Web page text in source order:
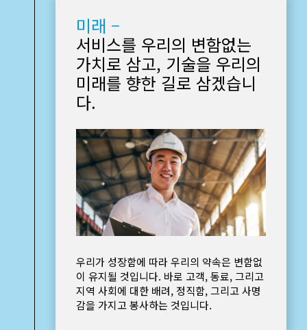
미래 –
서비스를 우리의 변함없는
가치로 삼고, 기술을 우리의
미래를 향한 길로 삼겠습니
다.
우리가 성장함에 따라 우리의 약속은 변함없
이 유지될 것입니다. 바로 고객, 동료, 그리고
지역 사회에 대한 배려, 정직함, 그리고 사명
감을 가지고 봉사하는 것입니다.